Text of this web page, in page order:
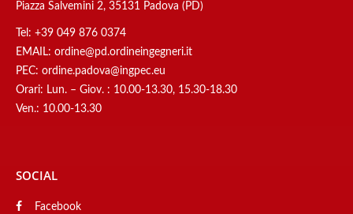
Piazza Salvemini 2, 35131 Padova (PD)
Tel: +39 049 876 0374
EMAIL: ordine@pd.ordineingegneri.it
PEC: ordine.padova@ingpec.eu
Orari: Lun. – Giov. : 10.00-13.30, 15.30-18.30
Ven.: 10.00-13.30
SOCIAL
Facebook